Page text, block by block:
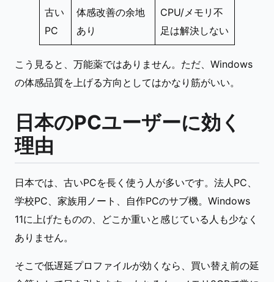
古い
PC
体感改善の余地
あり
CPU/メモリ不
足は解決しない
こう見ると、万能薬ではありません。ただ、Windows
の体感品質を上げる方向としてはかなり筋がいい。
日本のPCユーザーに効く
理由
日本では、古いPCを長く使う人が多いです。法人PC、
学校PC、家族用ノート、自作PCのサブ機。Windows
11に上げたものの、どこか重いと感じている人も少なく
ありません。
そこで低遅延プロファイルが効くなら、買い替え前の延